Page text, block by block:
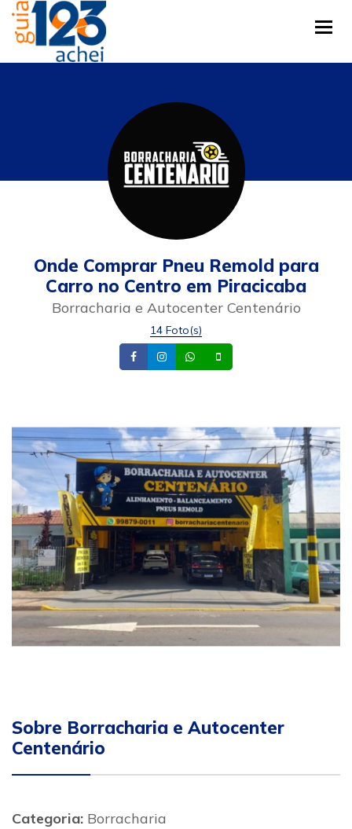
Onde Comprar Pneu Remold para
Carro no Centro em Piracicaba
Borracharia e Autocenter Centenário
14 Foto(s)
FacebookInstagramWhatsapp
Sobre Borracharia e Autocenter
Centenário
Categoria: Borracharia